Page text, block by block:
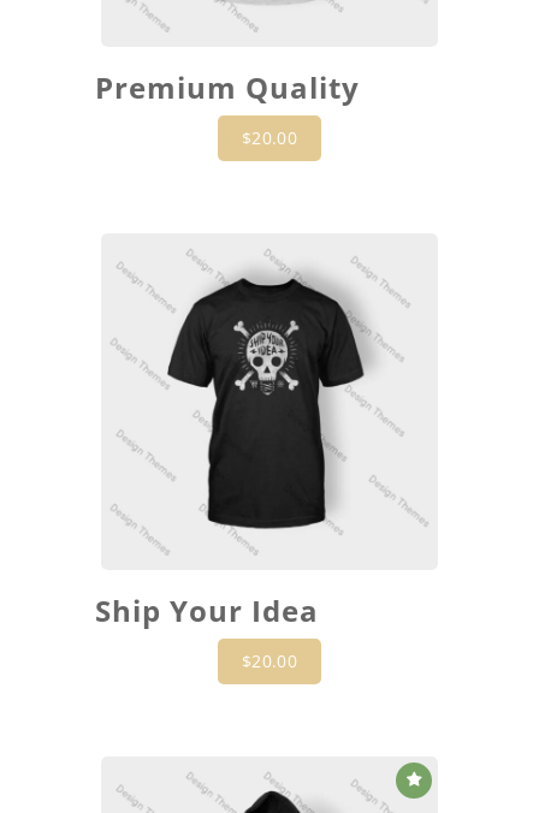
Premium Quality
$20.00
Ship Your Idea
$20.00